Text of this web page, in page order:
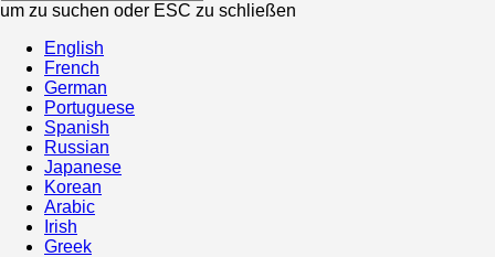
um zu suchen oder ESC zu schließen
English
French
German
Portuguese
Spanish
Russian
Japanese
Korean
Arabic
Irish
Greek